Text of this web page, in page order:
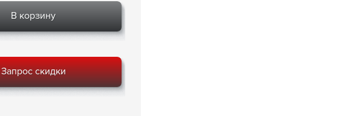
В корзину
Запрос скидки